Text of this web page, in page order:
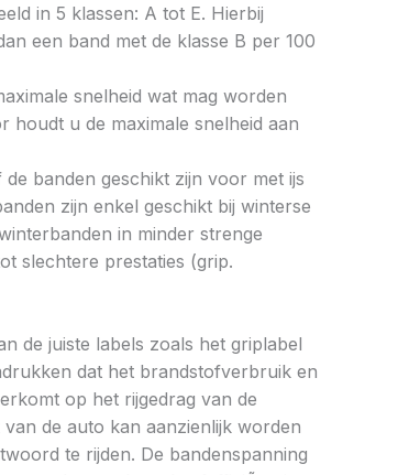
in 5 klassen: A tot E. Hierbij
een band met de klasse B per 100
snelheid wat mag worden
houdt u de maximale snelheid aan
banden geschikt zijn voor met ijs
zijn enkel geschikt bij winterse
in minder strenge
slechtere prestaties (grip.
de juiste labels zoals het griplabel
dat het brandstofverbruik en
op het rijgedrag van de
de auto kan aanzienlijk worden
te rijden. De bandenspanning